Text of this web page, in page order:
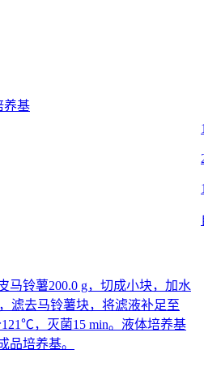
养基
马铃薯200.0 g，切成小块，加水
滤去马铃薯块，将滤液补足至
，灭菌15 min。液体培养基
品培养基。